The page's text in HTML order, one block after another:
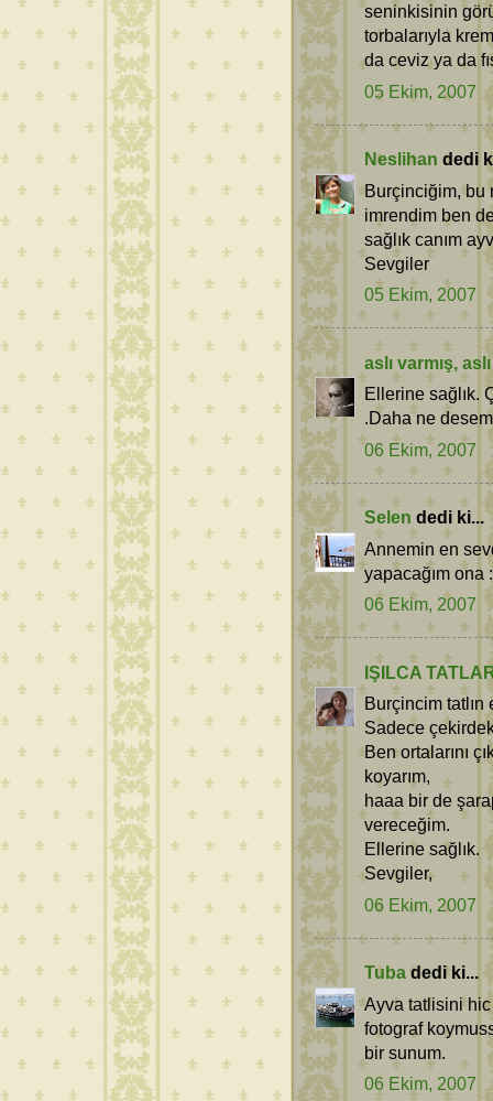
seninkisinin
torbalarıyla
da ceviz ya da
05 Ekim, 2007
Neslihan dedi
Burçinciğim, bu
imrendim ben
sağlık canım
Sevgiler
05 Ekim, 2007
aslı varmış,
Ellerine sağlık.
.Daha ne
06 Ekim, 2007
Selen dedi ki...
Annemin en
yapacağım ona
06 Ekim, 2007
IŞILCA
Burçincim tatlın
Sadece
Ben ortalarını
koyarım,
haaa bir de
vereceğim.
Ellerine sağlık.
Sevgiler,
06 Ekim, 2007
Tubadedi ki...
Ayva tatlisini
fotograf
bir sunum.
06 Ekim, 2007